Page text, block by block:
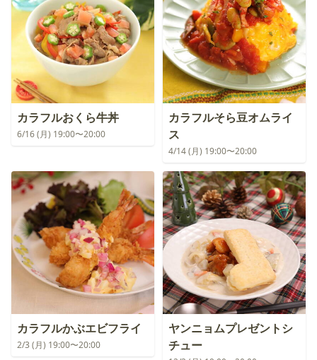
カラフルおくら牛丼
6/16 (月) 19:00〜20:00
カラフルそら豆オムライ
ス
4/14 (月) 19:00〜20:00
カラフルかぶエビフライ
2/3 (月) 19:00〜20:00
ヤンニョムプレゼントシ
チュー